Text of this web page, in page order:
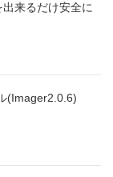
来るだけ安全に
(Imager2.0.6)